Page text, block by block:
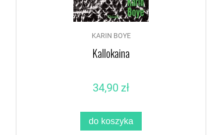
KARIN BOYE
Kallokaina
34,90 zł
do koszyka